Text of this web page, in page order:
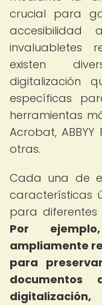
crucial para
invaluabletes
existen
digitalización
específicas
herramientas
Acrobat, ABBYY
otras.
Cada una de
características
para
Por
ampliamente
para